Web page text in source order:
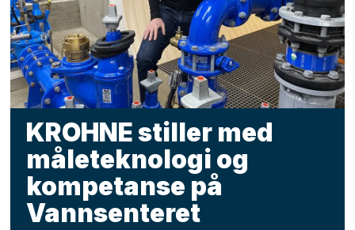
KROHNE stiller med
måleteknologi og
kompetanse på
Vannsenteret